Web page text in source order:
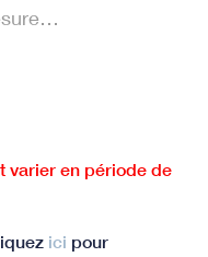
varier en période de
ici pour